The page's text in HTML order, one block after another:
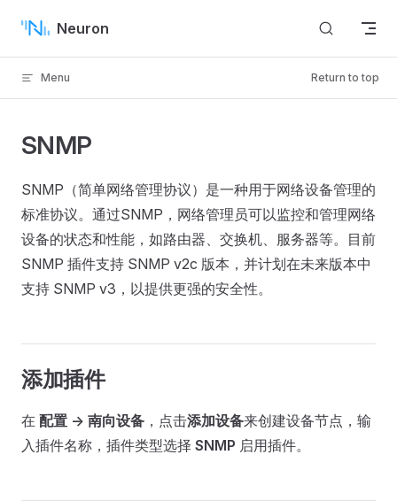
Skip to content
Neuron
Menu Return to top
SNMP
SNMP（简单网络管理协议）是一种用于网络设备管理的
标准协议。通过SNMP，网络管理员可以监控和管理网络
设备的状态和性能，如路由器、交换机、服务器等。目前
SNMP 插件支持 SNMP v2c 版本，并计划在未来版本中
支持 SNMP v3，以提供更强的安全性。
添加插件
在 配置 -> 南向设备 ，点击添加设备来创建设备节点，输
入插件名称，插件类型选择 SNMP 启用插件。